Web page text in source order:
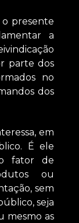
o presente
a
parte dos
no
dos
em
É ele
fator de
ou
sem
seja
mesmo as